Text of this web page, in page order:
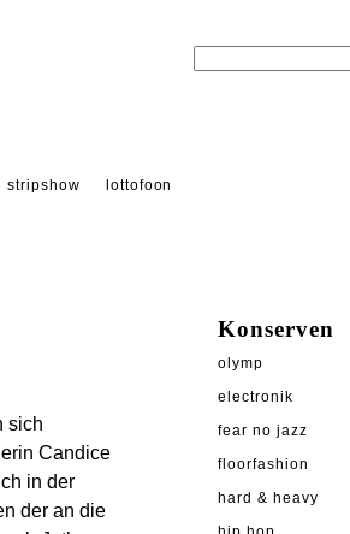
stripshow lottofoon
sich
Candice
in der
der an die
Konserven
olymp
electronik
fear no jazz
floorfashion
hard & heavy